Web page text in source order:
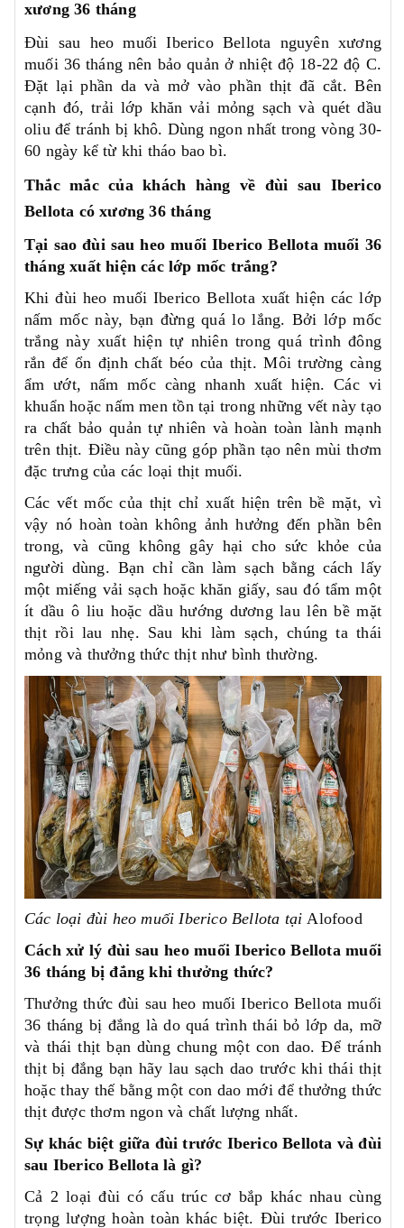
xương 36 tháng
Đùi sau heo muối Iberico Bellota nguyên xương
muối 36 tháng nên bảo quản ở nhiệt độ 18-22 độ C.
Đặt lại phần da và mở vào phần thịt đã cắt. Bên
cạnh đó, trải lớp khăn vải mỏng sạch và quét dầu
oliu để tránh bị khô. Dùng ngon nhất trong vòng 30-
60 ngày kể từ khi tháo bao bì.
Thắc mắc của khách hàng về đùi sau Iberico
Bellota có xương 36 tháng
Tại sao đùi sau heo muối Iberico Bellota muối 36
tháng xuất hiện các lớp mốc trắng?
Khi đùi heo muối Iberico Bellota xuất hiện các lớp
nấm mốc này, bạn đừng quá lo lắng. Bởi lớp mốc
trắng này xuất hiện tự nhiên trong quá trình đông
rắn để ổn định chất béo của thịt. Môi trường càng
ẩm ướt, nấm mốc càng nhanh xuất hiện. Các vi
khuẩn hoặc nấm men tồn tại trong những vết này tạo
ra chất bảo quản tự nhiên và hoàn toàn lành mạnh
trên thịt. Điều này cũng góp phần tạo nên mùi thơm
đặc trưng của các loại thịt muối.
Các vết mốc của thịt chỉ xuất hiện trên bề mặt, vì
vậy nó hoàn toàn không ảnh hưởng đến phần bên
trong, và cũng không gây hại cho sức khỏe của
người dùng. Bạn chỉ cần làm sạch bằng cách lấy
một miếng vải sạch hoặc khăn giấy, sau đó tẩm một
ít dầu ô liu hoặc dầu hướng dương lau lên bề mặt
thịt rồi lau nhẹ. Sau khi làm sạch, chúng ta thái
mỏng và thưởng thức thịt như bình thường.
Các loại đùi heo muối Iberico Bellota tạiAlofood
Cách xử lý đùi sau heo muối Iberico Bellota muối
36 tháng bị đắng khi thưởng thức?
Thưởng thức đùi sau heo muối Iberico Bellota muối
36 tháng bị đắng là do quá trình thái bỏ lớp da, mỡ
và thái thịt bạn dùng chung một con dao. Để tránh
thịt bị đắng bạn hãy lau sạch dao trước khi thái thịt
hoặc thay thế bằng một con dao mới để thưởng thức
thịt được thơm ngon và chất lượng nhất.
Sự khác biệt giữa đùi trước Iberico Bellota và đùi
sau Iberico Bellota là gì?
Cả 2 loại đùi có cấu trúc cơ bắp khác nhau cùng
trọng lượng hoàn toàn khác biệt. Đùi trước Iberico